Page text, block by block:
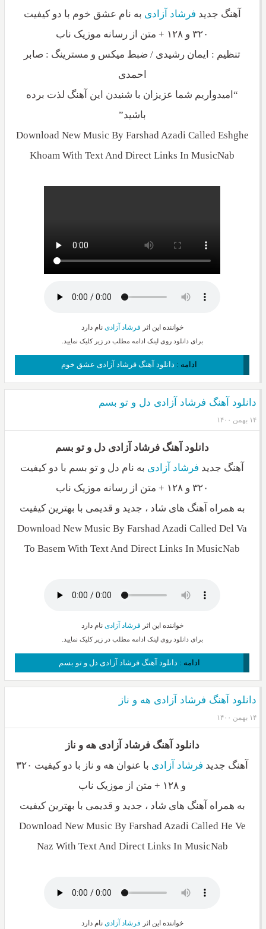
آهنگ جدید فرشاد آزادی به نام عشق خوم با دو کیفیت
۳۲۰ و ۱۲۸ + متن از رسانه موزیک ناب
تنظیم : ایمان رشیدی / ضبط میکس و مسترینگ : صابر
احمدی
“امیدواریم شما عزیزان با شنیدن این آهنگ لذت برده
باشید”
Download New Music By Farshad Azadi Called Eshghe
Khoam With Text And Direct Links In MusicNab
خواننده این اثر فرشاد آزادی نام دارد
برای دانلود روی لینک ادامه مطلب در زیر کلیک نمایید.
ادامه : دانلود آهنگ فرشاد آزادی عشق خوم
دانلود آهنگ فرشاد آزادی دل و تو بسم
۱۴ بهمن ۱۴۰۰
دانلود آهنگ فرشاد آزادی دل و تو بسم
آهنگ جدید فرشاد آزادی به نام دل و تو بسم با دو کیفیت
۳۲۰ و ۱۲۸ + متن از رسانه موزیک ناب
به همراه آهنگ های شاد ، جدید و قدیمی با بهترین کیفیت
Download New Music By Farshad Azadi Called Del Va
To Basem With Text And Direct Links In MusicNab
خواننده این اثر فرشاد آزادی نام دارد
برای دانلود روی لینک ادامه مطلب در زیر کلیک نمایید.
ادامه : دانلود آهنگ فرشاد آزادی دل و تو بسم
دانلود آهنگ فرشاد آزادی هه و ناز
۱۴ بهمن ۱۴۰۰
دانلود آهنگ فرشاد آزادی هه و ناز
آهنگ جدید فرشاد آزادی
با عنوان هه و ناز با دو کیفیت ۳۲۰
و ۱۲۸ + متن از موزیک ناب
به همراه آهنگ های شاد ، جدید و قدیمی با بهترین کیفیت
Download New Music By Farshad Azadi Called He Ve
Naz With Text And Direct Links In MusicNab
خواننده این اثر فرشاد آزادی نام دارد